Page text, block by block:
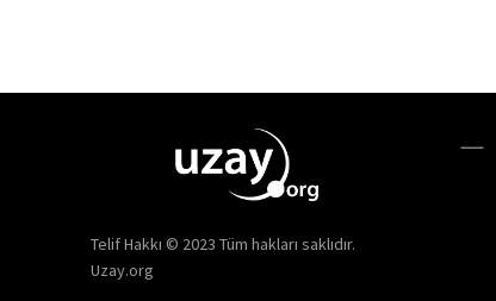
Telif Hakkı © 2023 Tüm hakları saklıdır.
Uzay.org